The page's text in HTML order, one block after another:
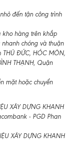
đến tận công trình
kho hàng trên khắp
chóng và thuận
ĐỨC, HÓC MÔN,
THẠNH, Quận
mặt hoặc chuyển
XÂY DỰNG KHANH
- PGD Phan
XÂY DỰNG KHANH